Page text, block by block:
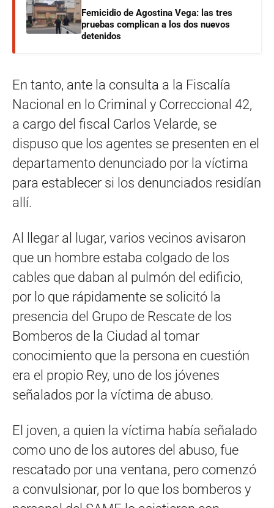
Femicidio de Agostina Vega: las tres
pruebas complican a los dos nuevos
detenidos
En tanto, ante la consulta a la Fiscalía
Nacional en lo Criminal y Correccional 42,
a cargo del fiscal Carlos Velarde, se
dispuso que los agentes se presenten en el
departamento denunciado por la víctima
para establecer si los denunciados residían
allí.
Al llegar al lugar, varios vecinos avisaron
que un hombre estaba colgado de los
cables que daban al pulmón del edificio,
por lo que rápidamente se solicitó la
presencia del Grupo de Rescate de los
Bomberos de la Ciudad al tomar
conocimiento que la persona en cuestión
era el propio Rey, uno de los jóvenes
señalados por la víctima de abuso.
El joven, a quien la víctima había señalado
como uno de los autores del abuso, fue
rescatado por una ventana, pero comenzó
a convulsionar, por lo que los bomberos y